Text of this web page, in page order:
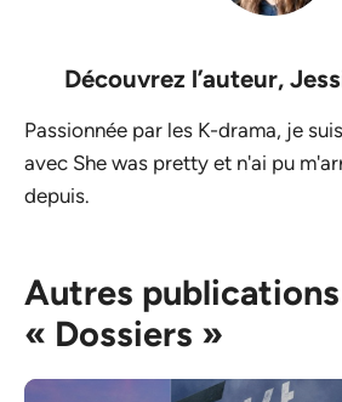
Découvrez l’auteur,
Passionnée par les K-drama, je
avec She was pretty et n'ai pu
depuis.
Autres
« Dossiers »